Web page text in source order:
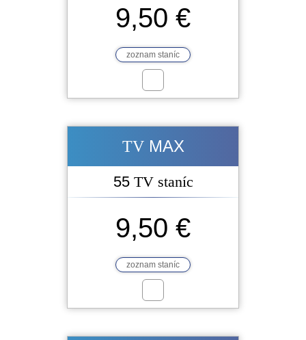
9,50 €
zoznam staníc
TVMAX
55 TV staníc
9,50 €
zoznam staníc